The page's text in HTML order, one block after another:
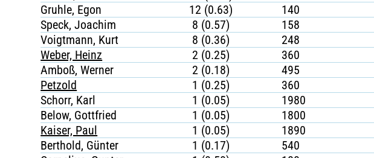
Gruhle, Egon
12 (0.63) 140
Speck, Joachim
8 (0.57) 158
Voigtmann, Kurt
8 (0.36) 248
Weber, Heinz
2 (0.25) 360
Amboß, Werner
2 (0.18) 495
Petzold
1 (0.25) 360
Schorr, Karl
1 (0.05) 1980
Below, Gottfried
1 (0.05) 1800
Kaiser, Paul
1 (0.05) 1890
Berthold, Günter
1 (0.17) 540